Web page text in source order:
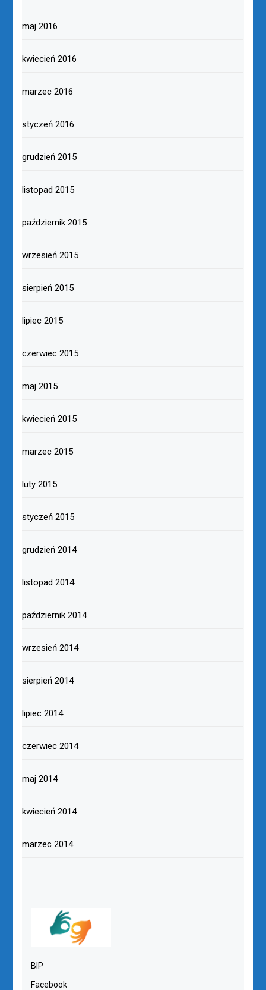
maj 2016
kwiecień 2016
marzec 2016
styczeń 2016
grudzień 2015
listopad 2015
październik 2015
wrzesień 2015
sierpień 2015
lipiec 2015
czerwiec 2015
maj 2015
kwiecień 2015
marzec 2015
luty 2015
styczeń 2015
grudzień 2014
listopad 2014
październik 2014
wrzesień 2014
sierpień 2014
lipiec 2014
czerwiec 2014
maj 2014
kwiecień 2014
marzec 2014
BIP
Facebook